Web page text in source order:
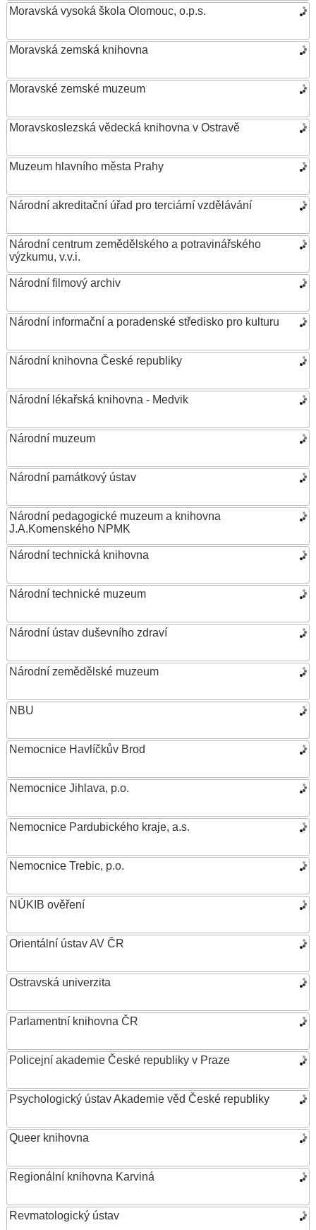
Moravská vysoká škola Olomouc, o.p.s.
Moravská zemská knihovna
Moravské zemské muzeum
Moravskoslezská vědecká knihovna v Ostravě
Muzeum hlavního města Prahy
Národní akreditační úřad pro terciární vzdělávání
Národní centrum zemědělského a potravinářského
výzkumu, v.v.i.
Národní filmový archiv
Národní informační a poradenské středisko pro kulturu
Národní knihovna České republiky
Národní lékařská knihovna - Medvik
Národní muzeum
Národní památkový ústav
Národní pedagogické muzeum a knihovna
J.A.Komenského NPMK
Národní technická knihovna
Národní technické muzeum
Národní ústav duševního zdraví
Národní zemědělské muzeum
NBU
Nemocnice Havlíčkův Brod
Nemocnice Jihlava, p.o.
Nemocnice Pardubického kraje, a.s.
Nemocnice Trebic, p.o.
NÚKIB ověření
Orientální ústav AV ČR
Ostravská univerzita
Parlamentní knihovna ČR
Policejní akademie České republiky v Praze
Psychologický ústav Akademie věd České republiky
Queer knihovna
Regionální knihovna Karviná
Revmatologický ústav